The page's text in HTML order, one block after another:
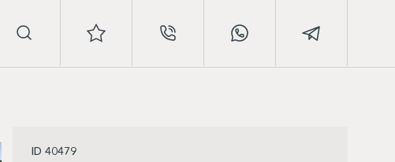
ID 40479